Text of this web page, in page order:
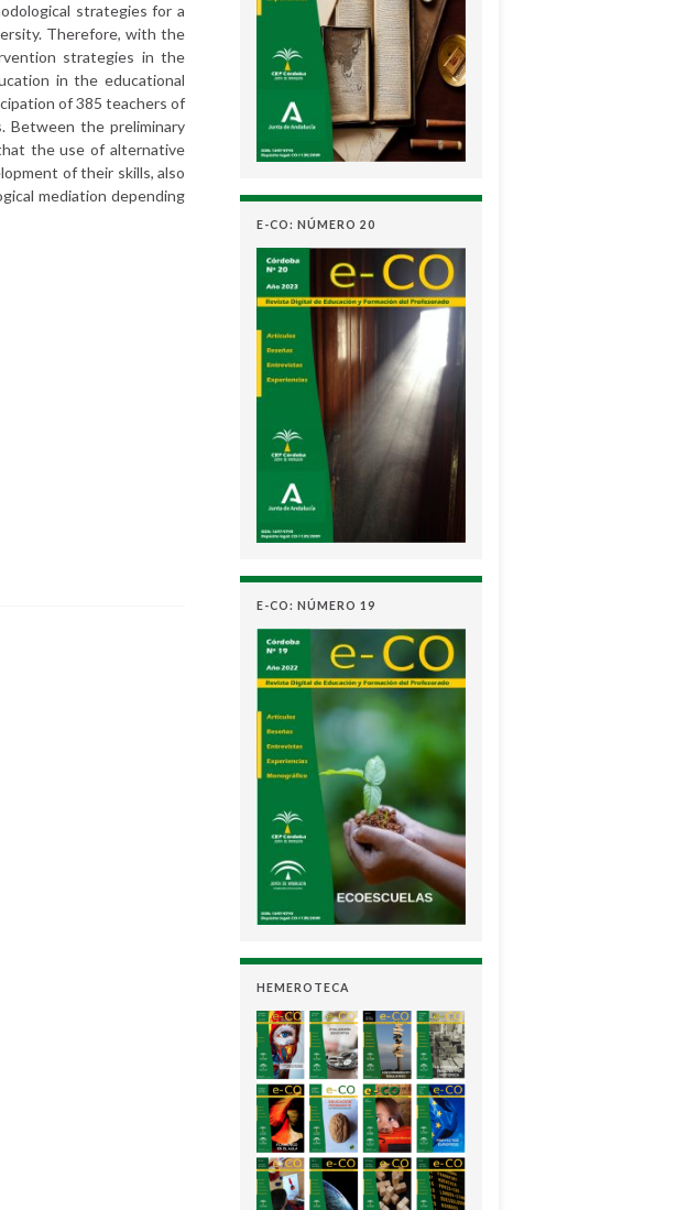
strategies for a
Therefore, with the
strategies in the
in the educational
of 385 teachers of
Between the preliminary
the use of alternative
of their skills, also
mediation depending
E-CO: NÚMERO 20
E-CO: NÚMERO 19
HEMEROTECA